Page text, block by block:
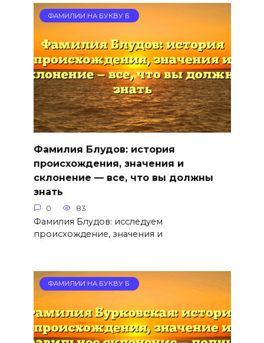
ФАМИЛИИ НА БУКВУ Б
Фамилия Блудов: история
происхождения, значения и
склонение — все, что вы должны
знать
0 83
Фамилия Блудов: исследуем
происхождение, значения и
ФАМИЛИИ НА БУКВУ Б